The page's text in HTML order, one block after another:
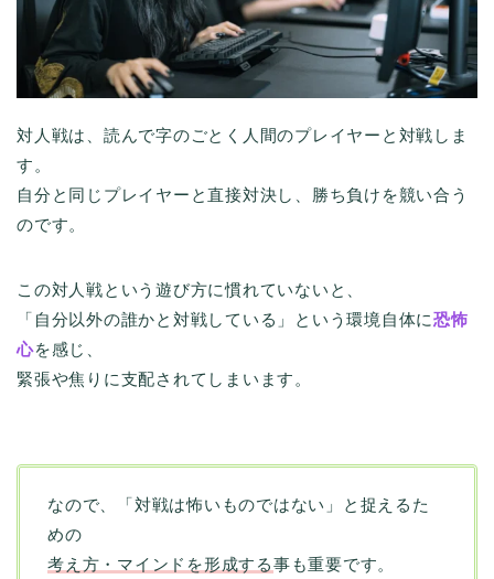
対人戦は、読んで字のごとく人間のプレイヤーと対戦しま
す。
自分と同じプレイヤーと直接対決し、勝ち負けを競い合う
のです。
この対人戦という遊び方に慣れていないと、
「自分以外の誰かと対戦している」という環境自体に恐怖
心を感じ、
緊張や焦りに支配されてしまいます。
なので、「対戦は怖いものではない」と捉えるた
めの
考え方・マインドを形成する事も重要です。